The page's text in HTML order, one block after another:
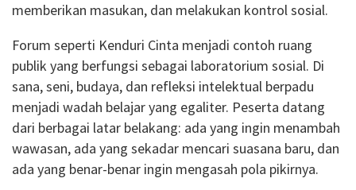
memberikan masukan, dan melakukan kontrol sosial.
Forum seperti Kenduri Cinta menjadi contoh ruang
publik yang berfungsi sebagai laboratorium sosial. Di
sana, seni, budaya, dan refleksi intelektual berpadu
menjadi wadah belajar yang egaliter. Peserta datang
dari berbagai latar belakang: ada yang ingin menambah
wawasan, ada yang sekadar mencari suasana baru, dan
ada yang benar-benar ingin mengasah pola pikirnya.